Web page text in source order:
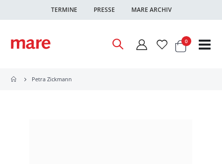
TERMINE PRESSE MARE ARCHIV
Warenkorb
0Artikel
Petra Zickmann